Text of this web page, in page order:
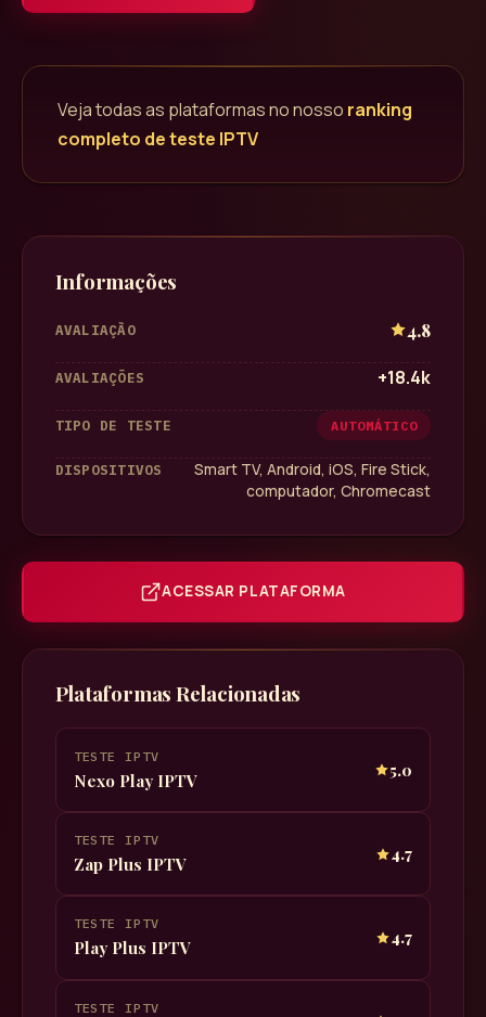
Veja todas as plataformas no nosso ranking
completo de teste IPTV
Informações
AVALIAÇÃO 4.8
AVALIAÇÕES +18.4k
TIPO DE TESTE AUTOMÁTICO
DISPOSITIVOS
Smart TV, Android, iOS, Fire Stick,
computador, Chromecast
ACESSAR PLATAFORMA
Plataformas Relacionadas
TESTE IPTV
Nexo Play IPTV 5.0
TESTE IPTV
Zap Plus IPTV 4.7
TESTE IPTV
Play Plus IPTV 4.7
TESTE IPTV